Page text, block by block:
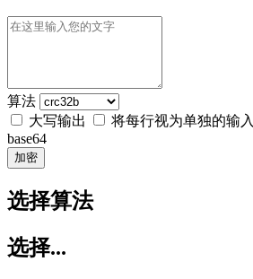
算法
大写输出
将每行视为单独的输入
base64
加密
选择算法
选择...